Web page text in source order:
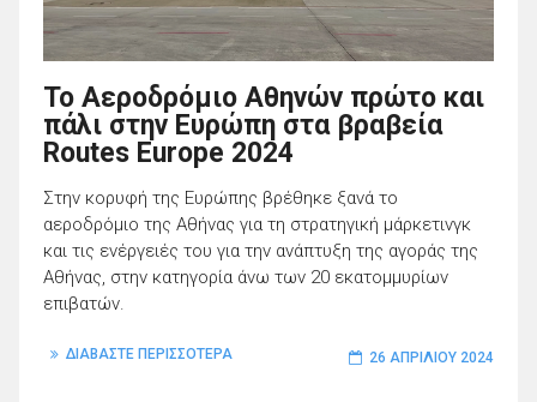
Το Αεροδρόμιο Αθηνών πρώτο και
πάλι στην Ευρώπη στα βραβεία
Routes Europe 2024
Στην κορυφή της Ευρώπης βρέθηκε ξανά το
αεροδρόμιο της Αθήνας για τη στρατηγική μάρκετινγκ
και τις ενέργειές του για την ανάπτυξη της αγοράς της
Αθήνας, στην κατηγορία άνω των 20 εκατομμυρίων
επιβατών.
ΔΙΑΒΑΣΤΕ ΠΕΡΙΣΣΟΤΕΡΑ 26 ΑΠΡΙΛΊΟΥ 2024